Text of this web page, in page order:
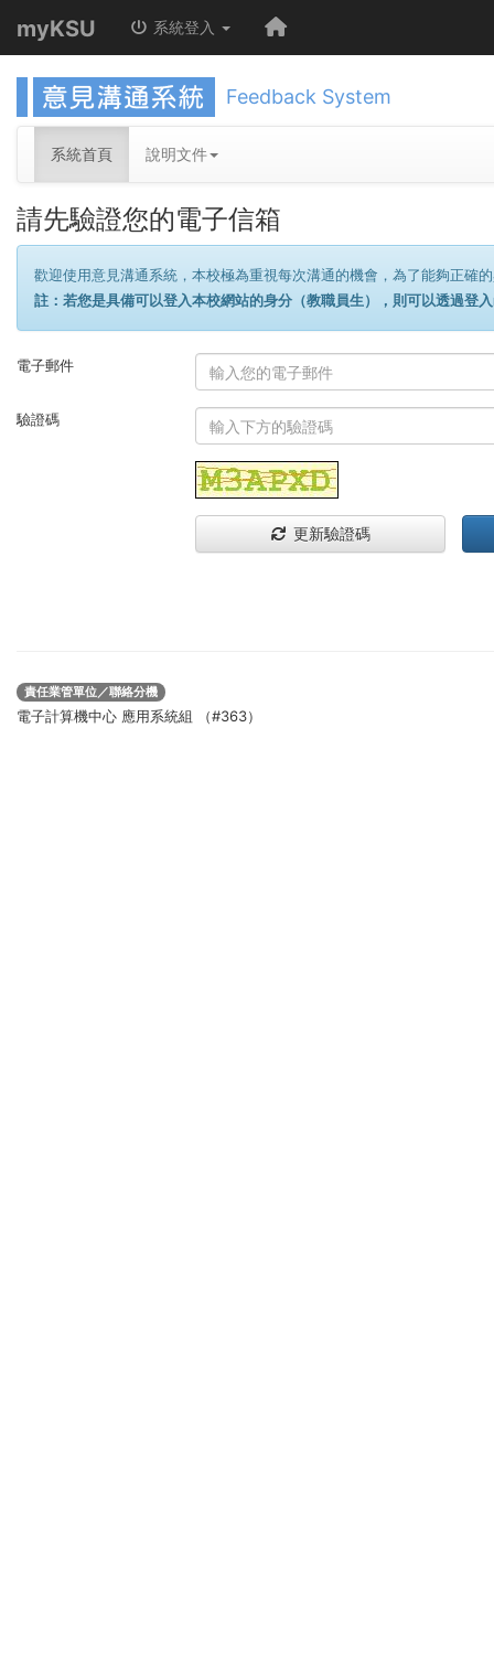
myKSU 系統登入
Feedback System
系統首頁 說明文件
請先驗證您的電子信箱
歡迎使用意見溝通系統，本校極為重視每次溝通的機會，為了能夠正確
註：若您是具備可以登入本校網站的身分（教職員生），則可以透過登
電子郵件
驗證碼
更新驗證碼
責任業管單位／聯絡分機
電子計算機中心 應用系統組 （#363）